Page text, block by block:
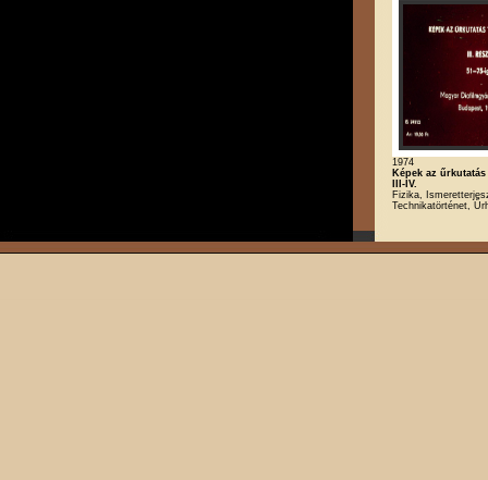
1974
Képek az
III-IV.
Fizika,
Technikatörténet,